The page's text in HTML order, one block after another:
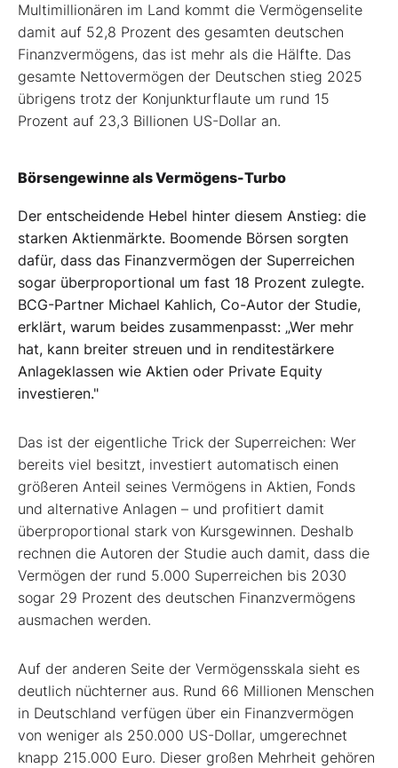
Multimillionären im Land kommt die Vermögenselite
damit auf 52,8 Prozent des gesamten deutschen
Finanzvermögens, das ist mehr als die Hälfte. Das
gesamte Nettovermögen der Deutschen stieg 2025
übrigens trotz der Konjunkturflaute um rund 15
Prozent auf 23,3 Billionen US-Dollar an.
Börsengewinne als Vermögens-Turbo
Der entscheidende Hebel hinter diesem Anstieg: die
starken Aktienmärkte. Boomende Börsen sorgten
dafür, dass das Finanzvermögen der Superreichen
sogar überproportional um fast 18 Prozent zulegte.
BCG-Partner Michael Kahlich, Co-Autor der Studie,
erklärt, warum beides zusammenpasst: „Wer mehr
hat, kann breiter streuen und in renditestärkere
Anlageklassen wie Aktien oder Private Equity
investieren."
Das ist der eigentliche Trick der Superreichen: Wer
bereits viel besitzt, investiert automatisch einen
größeren Anteil seines Vermögens in Aktien, Fonds
und alternative Anlagen – und profitiert damit
überproportional stark von Kursgewinnen. Deshalb
rechnen die Autoren der Studie auch damit, dass die
Vermögen der rund 5.000 Superreichen bis 2030
sogar 29 Prozent des deutschen Finanzvermögens
ausmachen werden.
Auf der anderen Seite der Vermögensskala sieht es
deutlich nüchterner aus. Rund 66 Millionen Menschen
in Deutschland verfügen über ein Finanzvermögen
von weniger als 250.000 US-Dollar, umgerechnet
knapp 215.000 Euro. Dieser großen Mehrheit gehören